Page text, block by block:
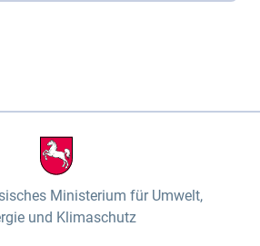
Ministerium für Umwelt,
und Klimaschutz